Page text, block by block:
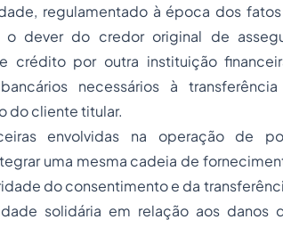
regulamentado à época dos fatos
o dever do credor original de
crédito por outra instituição
necessários à
do cliente titular.
envolvidas na operação de
uma mesma cadeia de
do consentimento e da
solidária em relação aos danos